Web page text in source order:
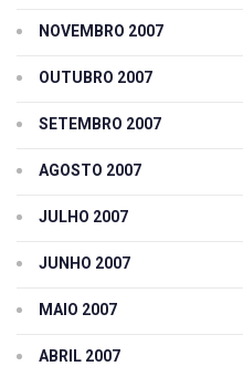
NOVEMBRO 2007
OUTUBRO 2007
SETEMBRO 2007
AGOSTO 2007
JULHO 2007
JUNHO 2007
MAIO 2007
ABRIL 2007